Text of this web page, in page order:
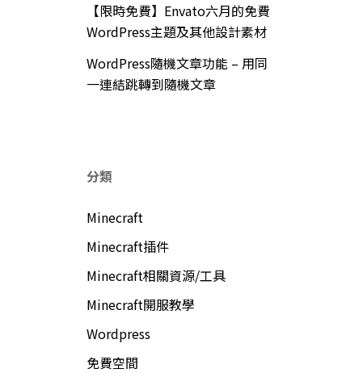
【限時免費】Envato六月的免費
WordPress主題及其他設計素材
WordPress隨機文章功能 – 用同
一連結跳轉到隨機文章
分類
Minecraft
Minecraft插件
Minecraft相關資源/工具
Minecraft開服教學
Wordpress
免費空間